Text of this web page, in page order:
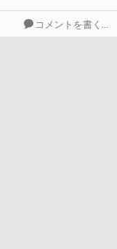
コメントを書く...